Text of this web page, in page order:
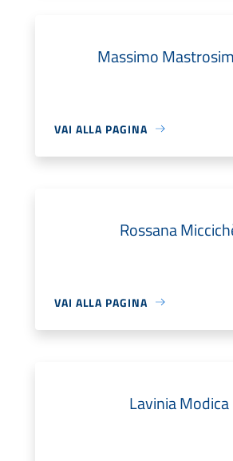
Massimo
VAI ALLA PAGINA
Rossana
VAI ALLA PAGINA
Lavinia Modica